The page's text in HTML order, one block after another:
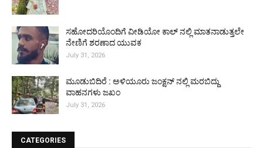
ಸಹೋದರಿಯೊಂದಿಗೆ ವೀಡಿಯೋ ಕಾಲ್ ನಲ್ಲಿ ಮಾತನಾಡುತ್ತಲೇ
ನೇಣಿಗೆ ಶರಣಾದ ಯುವಕ
July 31, 2026
ಮೂಡುಬಿದಿರೆ : ಅಳಿಯೂರು ಜಂಕ್ಷನ್ ನಲ್ಲಿ ಮರಬಿದ್ದು
ವಾಹನಗಳು ಜಖಂ
July 31, 2026
CATEGORIES